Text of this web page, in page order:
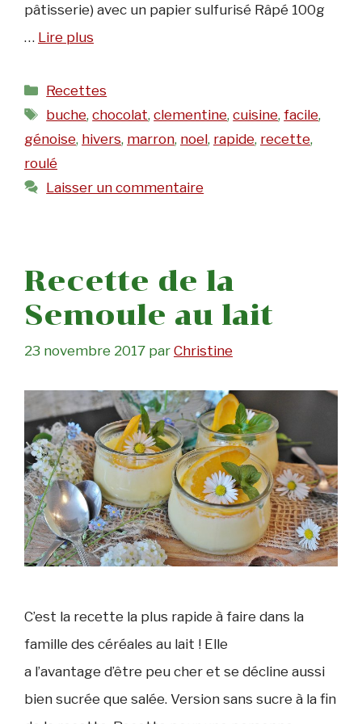
pâtisserie) avec un papier sulfurisé Râpé 100g
… Lire plus
Catégories
Recettes
Étiquettes
buche,chocolat,clementine,cuisine,facile,
génoise, hivers, marron, noel, rapide, recette,
roulé
Laisser un commentaire
Recette de la
Semoule au lait
23 novembre 2017 par Christine
C’est la recette la plus rapide à faire dans la
famille des céréales au lait ! Elle
a l’avantage d’être peu cher et se décline aussi
bien sucrée que salée. Version sans sucre à la fin